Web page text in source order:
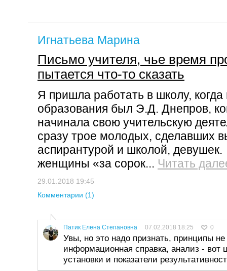
Игнатьева Марина
Письмо учителя, чье время
пытается что-то сказать
Я пришла работать в школу,
образования был Э.Д. Днепров,
начинала свою учительскую
сразу трое молодых, сделавших
аспирантурой и школой,
женщины «за сорок... Читать
29.01.2018 19:45
Комментарии (1)
Патик Елена Степановна 07.02.2018 18:25 0
Увы, но это надо признать, принципы не
информационная справка, анализ - вот
установки и показатели